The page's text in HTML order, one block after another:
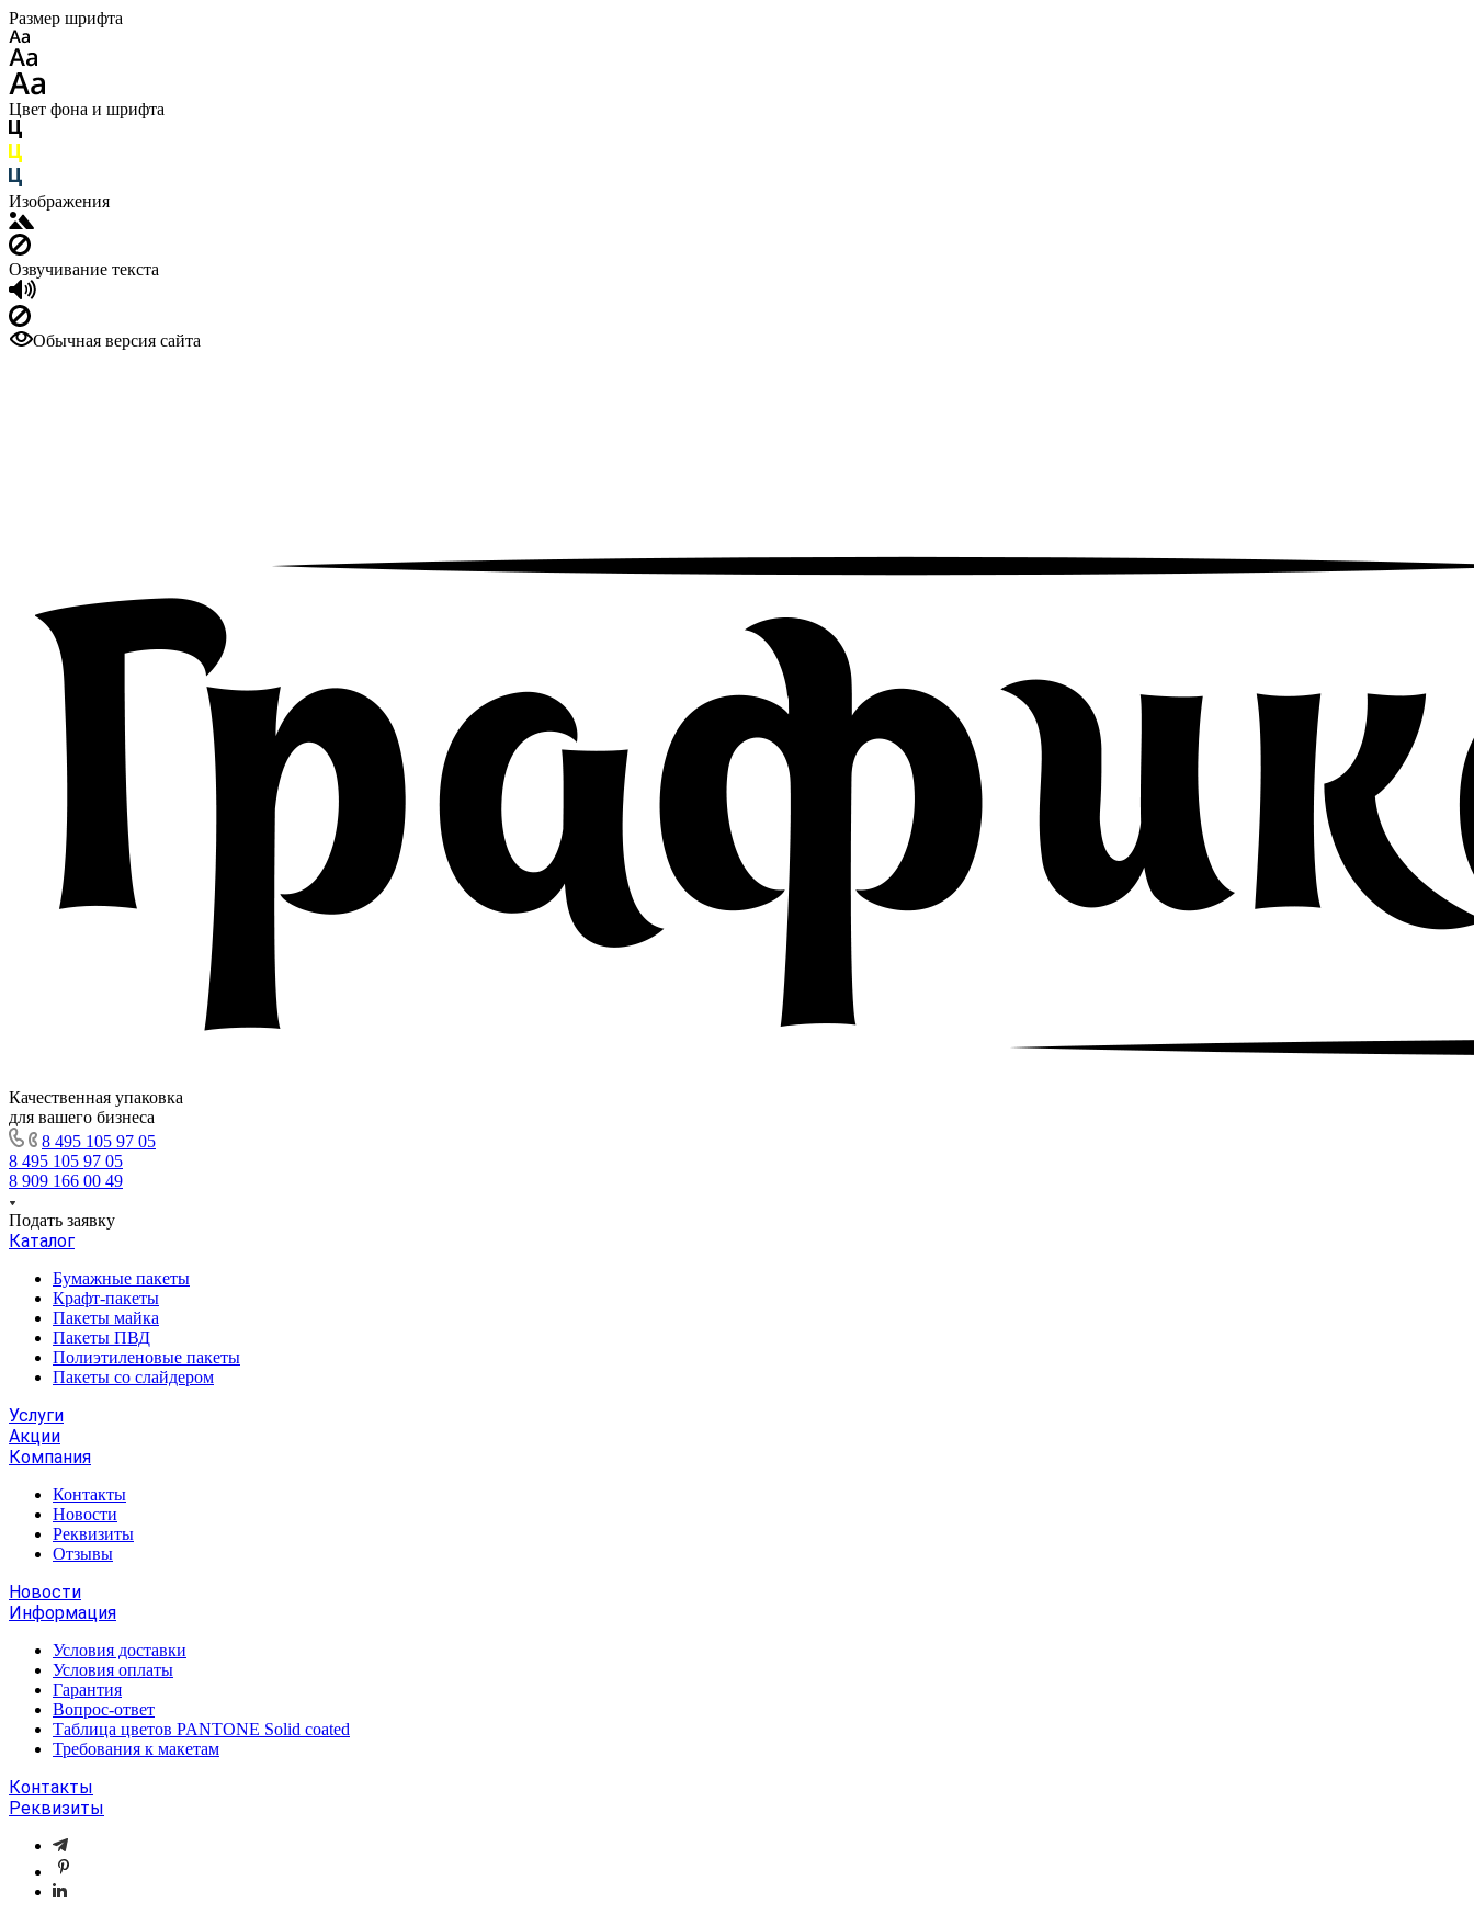
Размер шрифта
Цвет фона и шрифта
Изображения
Озвучивание текста
Обычная версия сайта
Качественная упаковка
для вашего бизнеса
8 495 105 97 05
8 495 105 97 05
8 909 166 00 49
Подать заявку
Каталог
Бумажные пакеты
Крафт-пакеты
Пакеты майка
Пакеты ПВД
Полиэтиленовые пакеты
Пакеты со слайдером
Услуги
Акции
Компания
Контакты
Новости
Реквизиты
Отзывы
Новости
Информация
Условия доставки
Условия оплаты
Гарантия
Вопрос-ответ
Таблица цветов PANTONE Solid coated
Требования к макетам
Контакты
Реквизиты